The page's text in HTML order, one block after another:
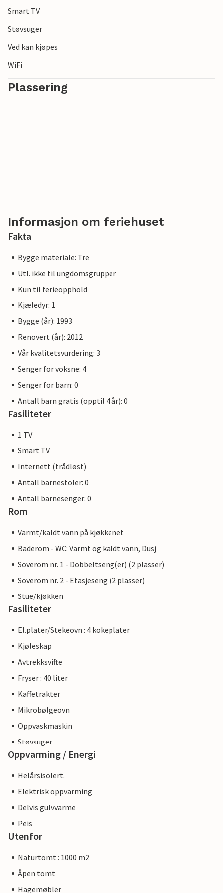
for varierte dagsturer.
Smart TV
Støvsuger
Ved kan kjøpes
WiFi
Plassering
Informasjon om feriehuset
Fakta
Bygge materiale: Tre
Utl. ikke til ungdomsgrupper
Kun til ferieopphold
Kjæledyr: 1
Bygge (år): 1993
Renovert (år): 2012
Vår kvalitetsvurdering: 3
Senger for voksne: 4
Senger for barn: 0
Antall barn gratis (opptil 4 år): 0
Fasiliteter
1 TV
Smart TV
Internett (trådløst)
Antall barnestoler: 0
Antall barnesenger: 0
Rom
Varmt/kaldt vann på kjøkkenet
Baderom - WC: Varmt og kaldt vann, Dusj
Soverom nr. 1 - Dobbeltseng(er) (2 plasser)
Soverom nr. 2 - Etasjeseng (2 plasser)
Stue/kjøkken
Fasiliteter
El.plater/Stekeovn : 4 kokeplater
Kjøleskap
Avtrekksvifte
Fryser : 40 liter
Kaffetrakter
Mikrobølgeovn
Oppvaskmaskin
Støvsuger
Oppvarming / Energi
Helårsisolert.
Elektrisk oppvarming
Delvis gulvvarme
Peis
Utenfor
Naturtomt : 1000 m2
Åpen tomt
Hagemøbler